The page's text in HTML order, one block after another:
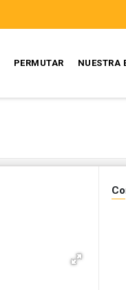
PERMUTAR NUESTRA